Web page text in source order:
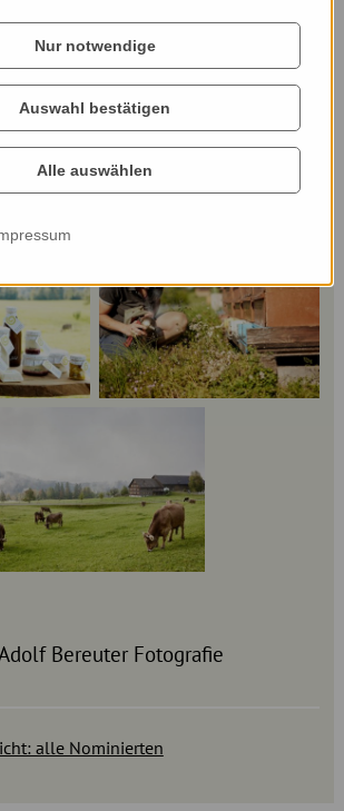
Bereuter Fotografie
alle Nominierten
Nur notwendige
Auswahl bestätigen
Alle auswählen